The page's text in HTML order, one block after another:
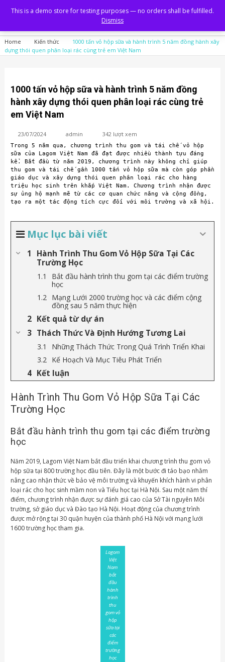
Home Kiến thức
1000 tấn vỏ hộp sữa và hành trình 5 năm đồng hành xây
dựng thói quen phân loại rác cùng trẻ em Việt Nam
1000 tấn vỏ hộp sữa và hành trình 5 năm đồng
hành xây dựng thói quen phân loại rác cùng trẻ
em Việt Nam
23/07/2024 admin 342 lượt xem
Trong 5 năm qua, chương trình thu gom và tái chế vỏ hộp
sữa của Lagom Việt Nam đã đạt được nhiều thành tựu đáng
kể. Bắt đầu từ năm 2019, chương trình này không chỉ giúp
thu gom và tái chế gần 1000 tấn vỏ hộp sữa mà còn góp phần
giáo dục và xây dựng thói quen phân loại rác cho hàng
triệu học sinh trên khắp Việt Nam. Chương trình nhận được
sự ủng hộ mạnh mẽ từ các cơ quan chức năng và cộng đồng,
tạo ra một tác động tích cực đối với môi trường và xã hội.
Mục lục bài viết
Hành Trình Thu Gom Vỏ Hộp Sữa Tại Các
Trường Học
Bắt đầu hành trình thu gom tại các điểm trường
học
Mạng Lưới 2000 trường học và các điểm cộng
đồng sau 5 năm thực hiện
Kết quả từ dự án
Thách Thức Và Định Hướng Tương Lai
Những Thách Thức Trong Quá Trình Triển Khai
Kế Hoạch Và Mục Tiêu Phát Triển
Kết luận
Hành Trình Thu Gom Vỏ Hộp Sữa Tại Các
Trường Học
Bắt đầu hành trình thu gom tại các điểm trường
học
Năm 2019, Lagom Việt Nam bắt đầu triển khai chương trình thu gom vỏ
hộp sữa tại 800 trường học đầu tiên. Đây là một bước đi táo bạo nhằm
nâng cao nhận thức về bảo vệ môi trường và khuyến khích hành vi phân
loại rác cho học sinh mầm non và Tiểu học tại Hà Nội. Sau một năm thí
điểm, chương trình nhận được sự đánh giá cao của Sở Tài nguyên Môi
trường, sở giáo dục và Đào tạo Hà Nội. Hoạt động của chương trình
được mở rộng tại 30 quận huyện của thành phố Hà Nội với mạng lưới
1600 trường học tham gia.
Lagom
Việt
Nam
bắt
đầu
hành
trình
thu
gom vỏ
hộp
sữa tại
các
điểm
trường
học
This is a demo store for testing purposes — no orders shall be fulfilled.
Dismiss